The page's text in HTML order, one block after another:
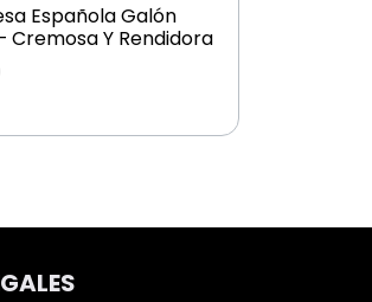
Española Galón
Cremosa Y Rendidora